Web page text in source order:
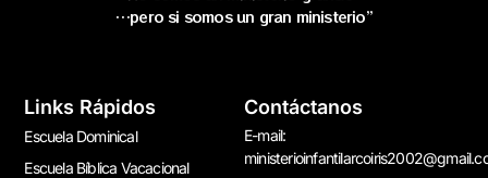
…pero si somos un gran ministerio”
Links Rápidos
Escuela Dominical
Escuela Bíblica Vacacional
Contáctanos
E-mail: